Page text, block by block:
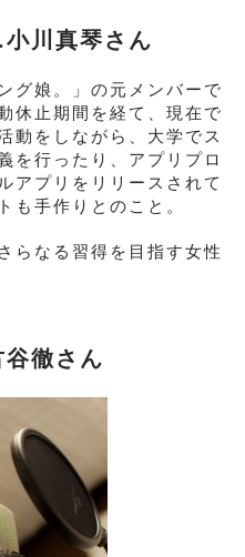
川真琴さん
グ娘。」の元メンバーで
休止期間を経て、現在で
動をしながら、大学でス
を行ったり、アプリプロ
アプリをリリースされて
も手作りとのこと。
らなる習得を目指す女性
徹さん